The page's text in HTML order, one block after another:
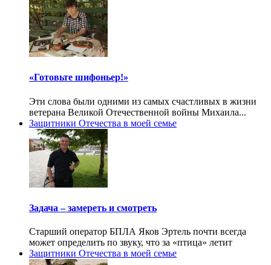
«Готовьте шифоньер!»
Эти слова были одними из самых счастливых в жизни
ветерана Великой Отечественной войны Михаила...
Защитники Отечества в моей семье
Задача – замереть и смотреть
Старший оператор БПЛА Яков Эртель почти всегда
может определить по звуку, что за «птица» летит
Защитники Отечества в моей семье